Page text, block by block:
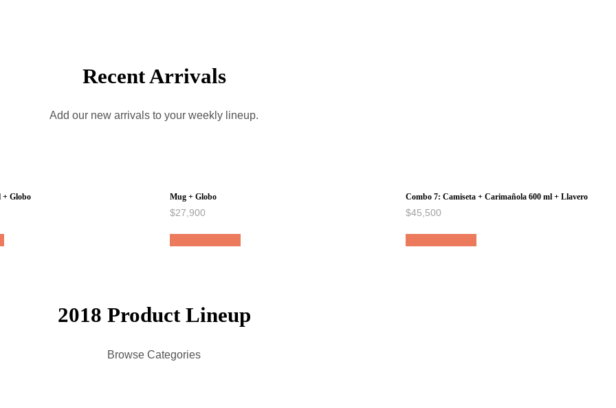
Recent Arrivals
Add our new arrivals to your weekly lineup.
+ Globo Mug + Globo
$27,900
Combo 7: Camiseta + Carimañola 600 ml + Llavero
$45,500
2018 Product Lineup
Browse Categories